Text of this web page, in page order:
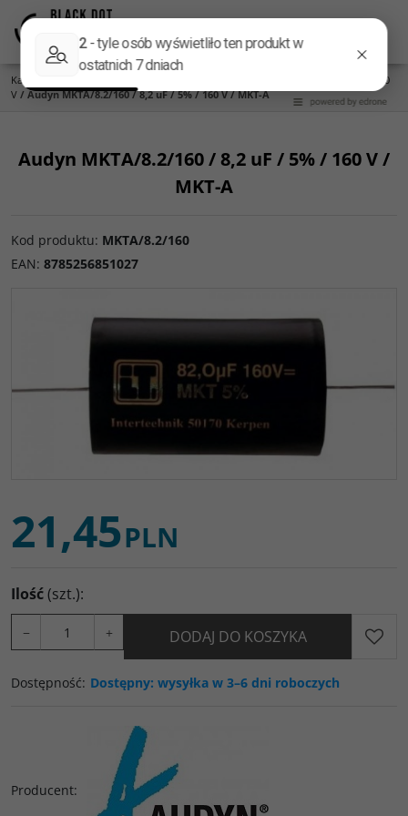
MenuPanel
Kategoria główna
Audyn MKT 160
V / Audyn MKTA/8.2/160 / 8,2 uF / 5% / 160 V / MKT-A
Audyn MKTA/8.2/160 / 8,2 uF / 5% / 160 V /
MKT-A
Kod produktu: MKTA/8.2/160
EAN: 8785256851027
21,45PLN
Ilość(szt.):
− + DODAJ DO KOSZYKA
Dostępność: Dostępny: wysyłka w 3–6 dni roboczych
Producent: